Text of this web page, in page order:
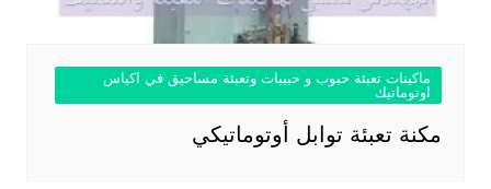
ماكينات تعبئة حبوب و حبيبات وتعبئة مساحيق في اكياس
اوتوماتيك
مكنة تعبئة توابل أوتوماتيكي